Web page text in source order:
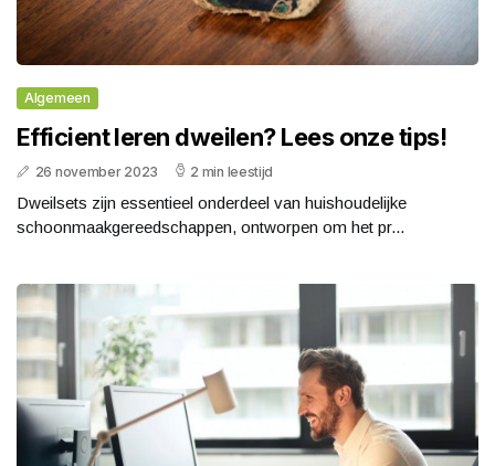
Algemeen
Efficient leren dweilen? Lees onze tips!
26 november 2023 2 min leestijd
Dweilsets zijn essentieel onderdeel van huishoudelijke
schoonmaakgereedschappen, ontworpen om het pr...